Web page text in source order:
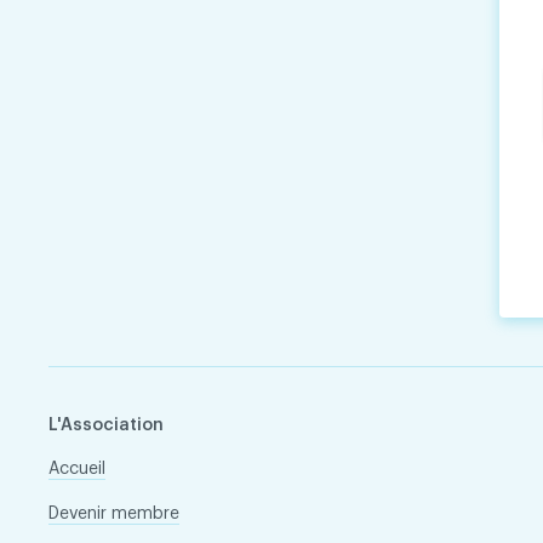
L'Association
Accueil
Devenir membre